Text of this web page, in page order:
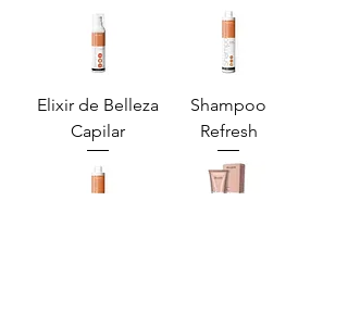
Elixir de Belleza
Capilar
Shampoo
Refresh